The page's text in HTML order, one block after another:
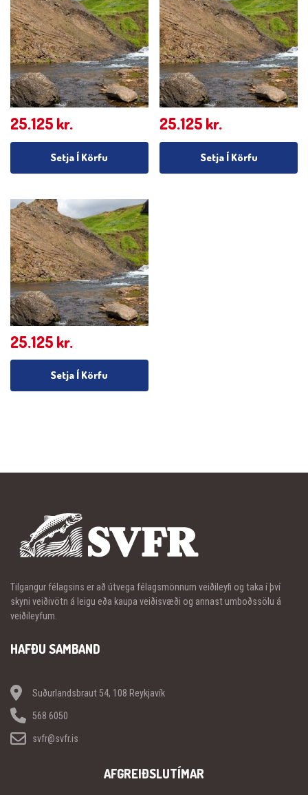
25.125 kr.
Setja Í Körfu
25.125 kr.
Setja Í Körfu
25.125 kr.
Setja Í Körfu
Tilgangur félagsins er að útvega félagsmönnum veiðileyfi og taka í því
skyni veiðivötn á leigu eða kaupa veiðisvæði og annast umboðssölu á
veiðileyfum.
HAFÐU SAMBAND
Suðurlandsbraut 54, 108 Reykjavík
568 6050
svfr@svfr.is
AFGREIÐSLUTÍMAR